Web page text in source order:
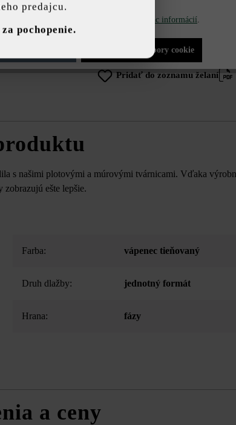
Nájdite
Pridať do zoznamu želaní
s našimi plotovými a múrovými tvárnicami. Vďaka
zobrazujú ešte lepšie.
Farba: vápenec tieňovaný
Druh dlažby: jednotný formát
Hrana: fázy
a ceny
ponúkla najlepšiu možnú funkčnosť... Viac informácií.
Povoliť všetky súbory cookie
predajcu.
pochopenie.